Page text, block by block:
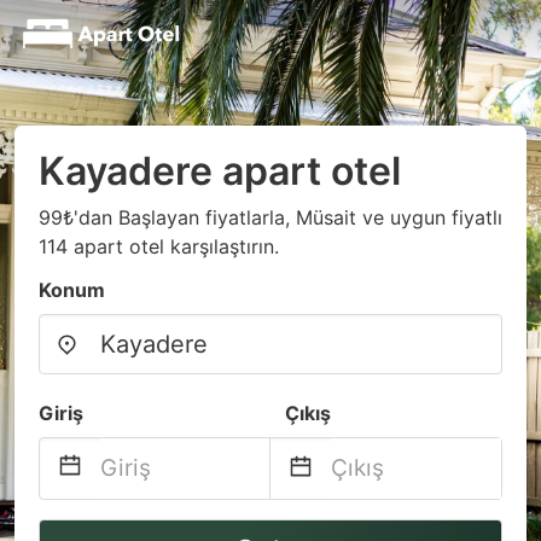
Kayadere apart otel
99₺'dan Başlayan fiyatlarla, Müsait ve uygun fiyatlı
114 apart otel karşılaştırın.
Konum
Giriş Çıkış
Navigate
Navigate